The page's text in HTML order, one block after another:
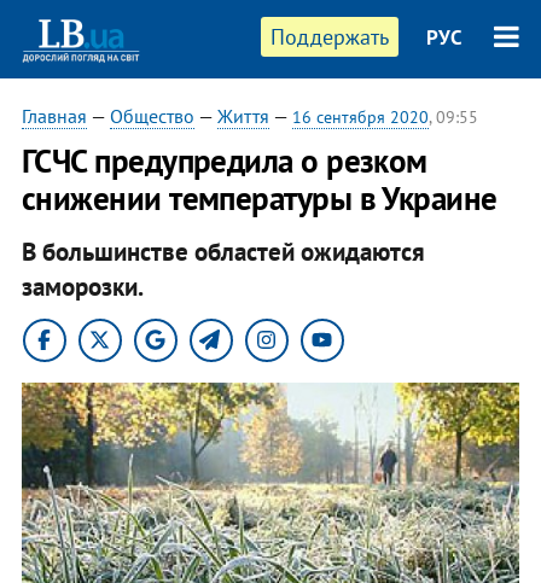
Поддержать РУС
Главная — Общество — Життя — 16 сентября 2020, 09:55
ГСЧС предупредила о резком
снижении температуры в Украине
В большинстве областей ожидаются
заморозки.